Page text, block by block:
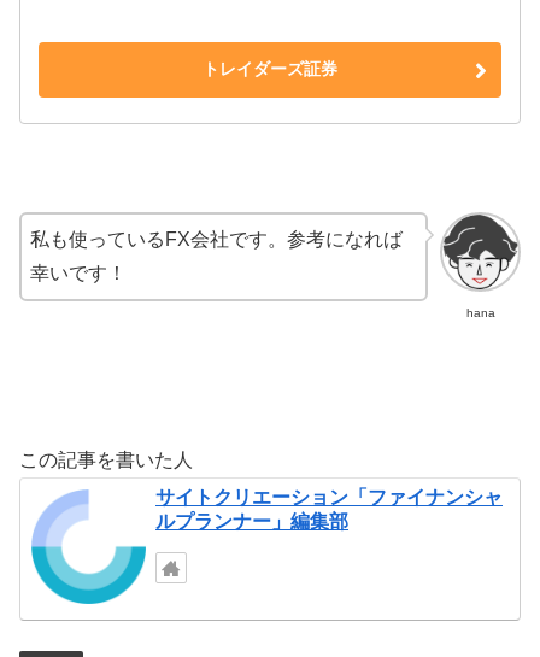
トレイダーズ証券
hana
私も使っているFX会社です。参考になれば
幸いです！
この記事を書いた人
サイトクリエーション「ファイナンシャ
ルプランナー」編集部